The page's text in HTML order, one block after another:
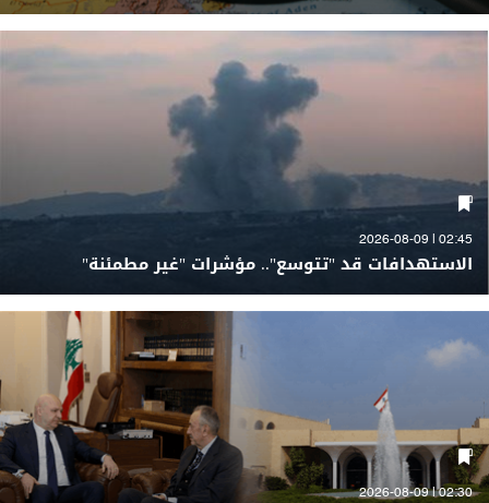
02:45 | 2026-08-09
الاستهدافات قد "تتوسع".. مؤشرات "غير مطمئنة"
02:30 | 2026-08-09